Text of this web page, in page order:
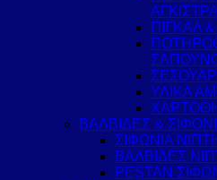
ΑΓΚΙΣΤΡΑ
ΠΙΓΚΑΛ
ΥΛΙΚΑ
ΒΑΛΒΙΔΕΣ &
ΣΙΦΩΝΙΑ
ΒΑΛΒΙΔΕΣ
PESTAN